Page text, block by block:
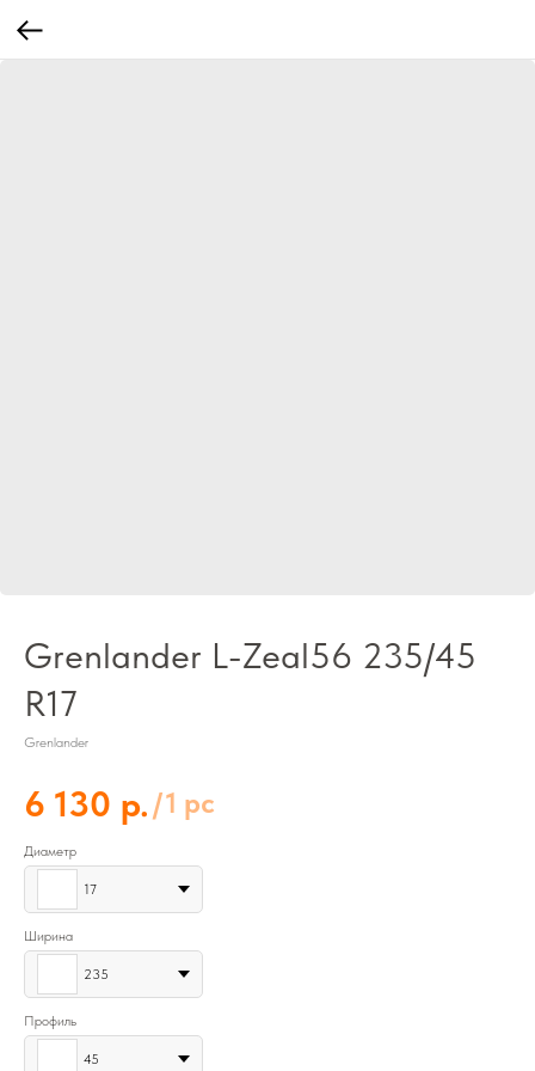
Grenlander L-Zeal56 235/45
R17
Grenlander
6 130 р. /1 pc
Диаметр
17
Ширина
235
Профиль
45